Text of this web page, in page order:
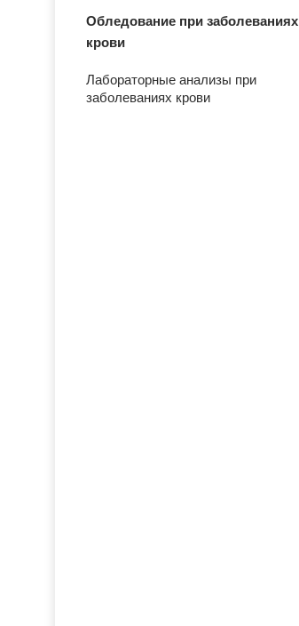
Обледование при заболеваниях
крови
Лабораторные анализы при
заболеваниях крови